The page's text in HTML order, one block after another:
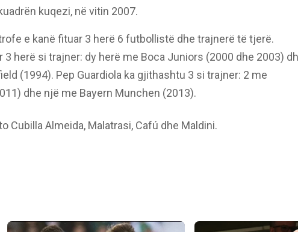
kuqezi, në vitin 2007.
e kanë fituar 3 herë 6 futbollistë dhe trajnerë të tjerë.
3 herë si trajner: dy herë me Boca Juniors (2000 dhe 2003)
(1994). Pep Guardiola ka gjithashtu 3 si trajner: 2 me
dhe një me Bayern Munchen (2013).
Cubilla Almeida, Malatrasi, Cafú dhe Maldini.